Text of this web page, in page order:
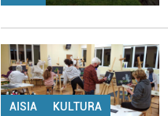
AISIA KULTURA